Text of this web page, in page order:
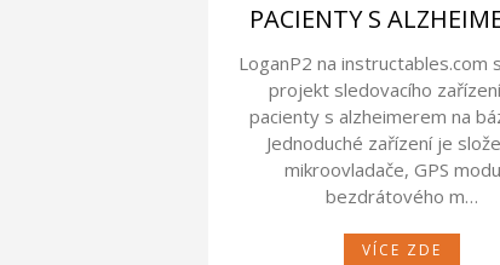
PACIENTY S
LoganP2 na instructables.com
projekt sledovacího
pacienty s alzheimerem na
Jednoduché zařízení je
mikroovladače, GPS
bezdrátového m…
VÍCE ZDE